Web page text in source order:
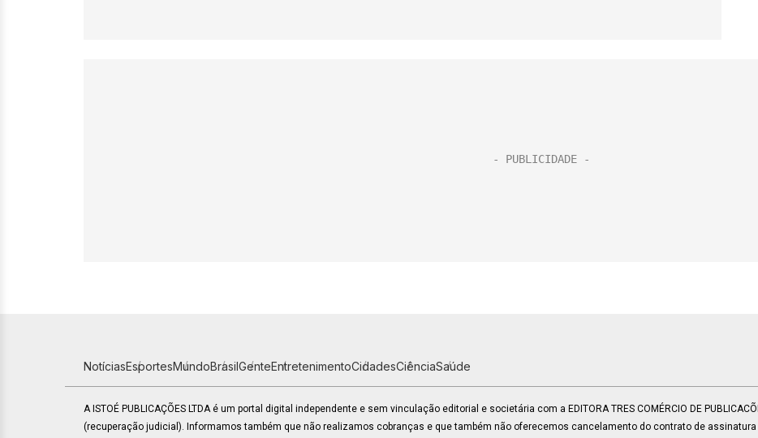
NotíciasEsportesMundoBrasilGenteEntretenimentoCidadesCiênciaSaúde
A ISTOÉ PUBLICAÇÕES LTDA é um portal digital independente e sem vinculação editorial e societária com a EDITORA TRES COMÉRCIO DE
(recuperação judicial). Informamos também que não realizamos cobranças e que também não oferecemos cancelamento do contrato de assinatura